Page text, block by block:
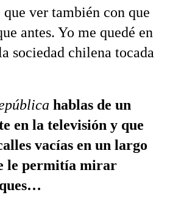
ver también con que
antes. Yo me quedé en
sociedad chilena tocada
hablas de un
en la televisión y que
vacías en un largo
le permitía mirar